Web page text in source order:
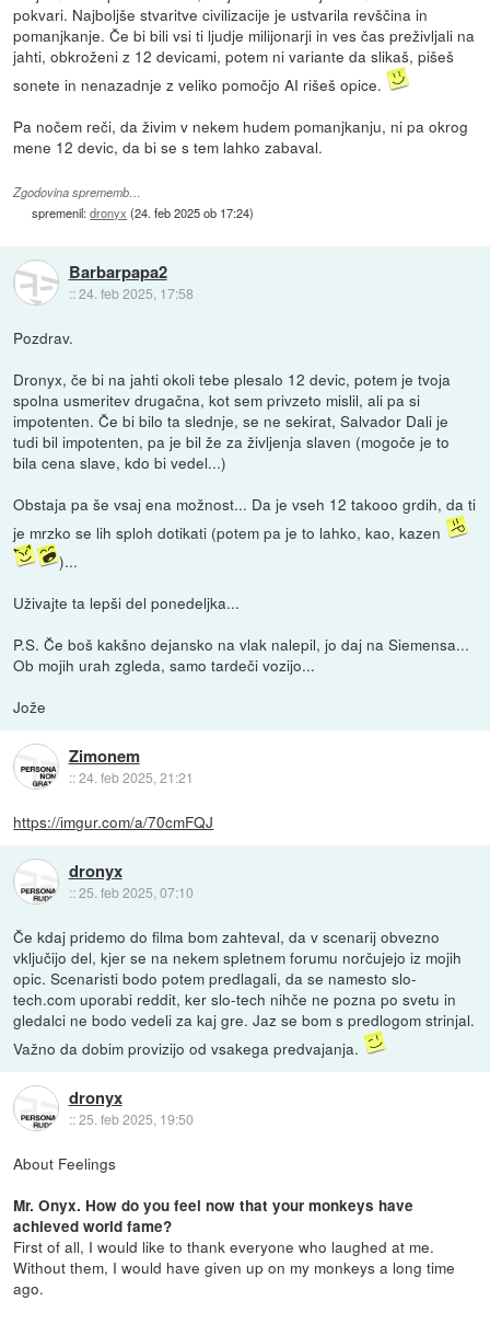
pokvari. Najboljše stvaritve civilizacije je ustvarila revščina in
pomanjkanje. Če bi bili vsi ti ljudje milijonarji in ves čas preživljali na
jahti, obkroženi z 12 devicami, potem ni variante da slikaš, pišeš
sonete in nenazadnje z veliko pomočjo AI rišeš opice.
Pa nočem reči, da živim v nekem hudem pomanjkanju, ni pa okrog
mene 12 devic, da bi se s tem lahko zabaval.
Zgodovina sprememb…
spremenil:dronyx (24. feb 2025 ob 17:24)
Barbarpapa2
::24. feb 2025, 17:58
Pozdrav.
Dronyx, če bi na jahti okoli tebe plesalo 12 devic, potem je tvoja
spolna usmeritev drugačna, kot sem privzeto mislil, ali pa si
impotenten. Če bi bilo ta slednje, se ne sekirat, Salvador Dali je
tudi bil impotenten, pa je bil že za življenja slaven (mogoče je to
bila cena slave, kdo bi vedel...)
Obstaja pa še vsaj ena možnost... Da je vseh 12 takooo grdih, da ti
je mrzko se lih sploh dotikati (potem pa je to lahko, kao, kazen
)...
Uživajte ta lepši del ponedeljka...
P.S. Če boš kakšno dejansko na vlak nalepil, jo daj na Siemensa...
Ob mojih urah zgleda, samo tardeči vozijo...
Jože
Zimonem
::24. feb 2025, 21:21
https://imgur.com/a/70cmFQJ
dronyx
::25. feb 2025, 07:10
Če kdaj pridemo do filma bom zahteval, da v scenarij obvezno
vključijo del, kjer se na nekem spletnem forumu norčujejo iz mojih
opic. Scenaristi bodo potem predlagali, da se namesto slo-
tech.com uporabi reddit, ker slo-tech nihče ne pozna po svetu in
gledalci ne bodo vedeli za kaj gre. Jaz se bom s predlogom strinjal.
Važno da dobim provizijo od vsakega predvajanja.
dronyx
::25. feb 2025, 19:50
About Feelings
Mr. Onyx. How do you feel now that your monkeys have
achieved world fame?
First of all, I would like to thank everyone who laughed at me.
Without them, I would have given up on my monkeys a long time
ago.